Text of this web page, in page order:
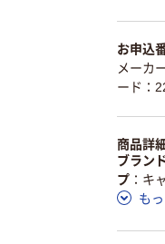
お申込
メーカ
ード：
商品詳
ブラン
プ
キ
も